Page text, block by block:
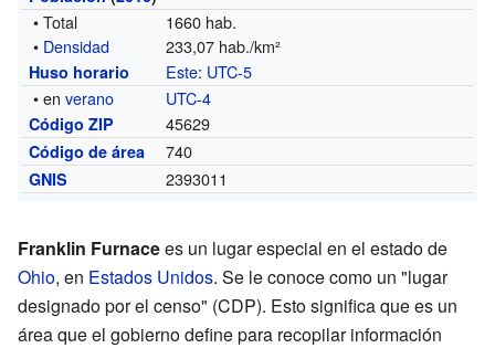
• Total
1660 hab.
• Densidad 233,07 hab./km²
Huso horario Este: UTC-5
• enverano UTC-4
Código ZIP 45629
Código de área 740
GNIS 2393011
Franklin Furnacees un lugar especial en el estado de
Ohio, en Estados Unidos. Se le conoce como un "lugar
designado por el censo" (CDP). Esto significa que es un
área que el gobierno define para recopilar información